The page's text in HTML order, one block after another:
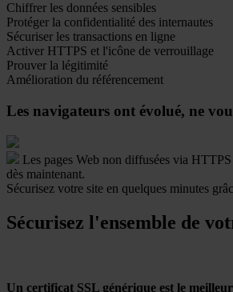
Chiffrer les données sensibles
Protéger la confidentialité des internautes
Sécuriser les transactions en ligne
Activer HTTPS et l'icône de verrouillage
Prouver la légitimité
Amélioration du référencement
Les navigateurs ont évolué, ne
Les pages Web non diffusées via
dès maintenant.
Sécurisez votre site en quelques minutes
Sécurisez l'ensemble de
Un certificat SSL générique est le